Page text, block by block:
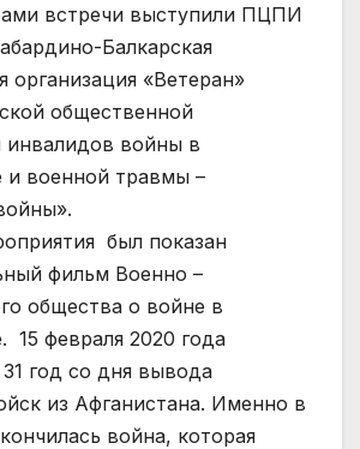
встречи выступили ПЦПИ
Балкарская
организация «Ветеран»
общественной
инвалидов войны в
и военной травмы –
был показан
фильм Военно –
общества о войне в
15 февраля 2020 года
31 год со дня вывода
из Афганистана. Именно в
война, которая